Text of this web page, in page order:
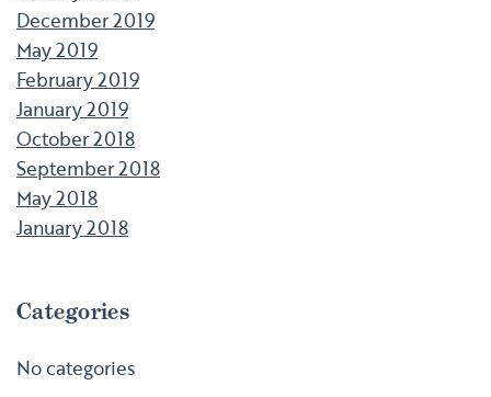
December 2019
May 2019
February 2019
January 2019
October 2018
September 2018
May 2018
January 2018
Categories
No categories